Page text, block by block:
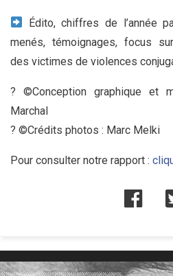
Édito, chiffres de l’année
menés, témoignages, focus
des victimes de violences
? ©Conception graphique et
Marchal
? ©Crédits photos : Marc Melki
Pour consulter notre rapport :